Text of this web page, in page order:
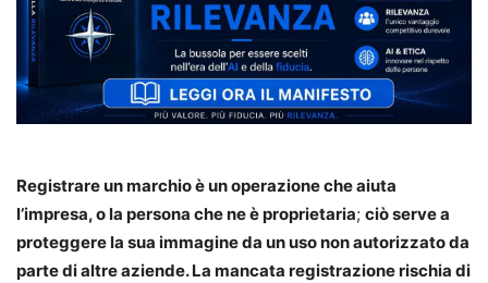
Registrare un marchio è un operazione che aiuta
l’impresa, o la persona che ne è proprietaria; ciò serve a
proteggere la sua immagine da un uso non autorizzato da
parte di altre aziende. La mancata registrazione rischia di